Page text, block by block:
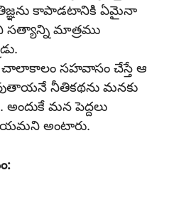
కాపాడటానికి ఏమైనా
సత్యాన్ని మాత్రము
సహవాసం చేస్తే ఆ
నీతికథను మనకు
మన పెద్దలు
అంటారు.